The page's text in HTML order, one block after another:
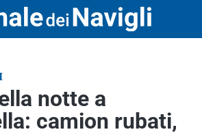
notte a
camion rubati,